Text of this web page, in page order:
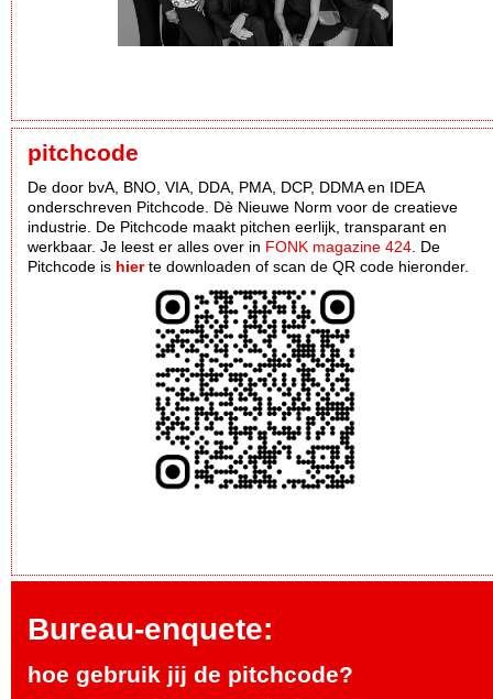
pitchcode
De door bvA, BNO, VIA, DDA, PMA, DCP, DDMA en IDEA
onderschreven Pitchcode. Dè Nieuwe Norm voor de creatieve
industrie. De Pitchcode maakt pitchen eerlijk, transparant en
werkbaar. Je leest er alles over in FONK magazine 424. De
Pitchcode is hierte downloaden of scan de QR code hieronder.
Bureau-enquete:
hoe gebruik jij de pitchcode?